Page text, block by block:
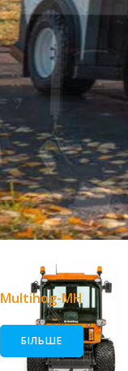
Multihog-MH
БІЛЬШЕ